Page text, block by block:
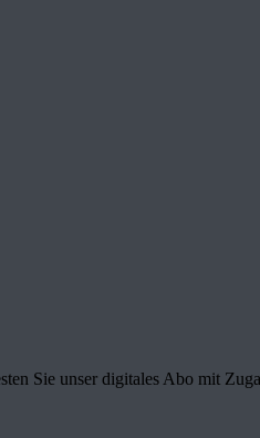
Sie unser digitales Abo mit